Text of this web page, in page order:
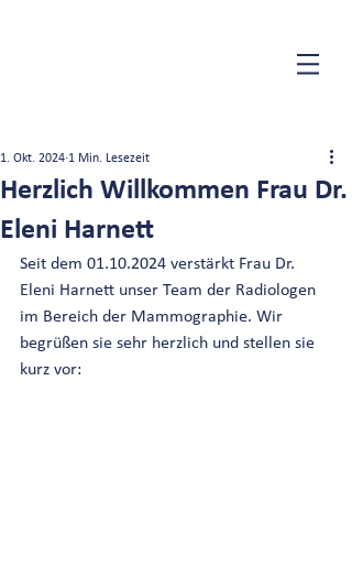
Herzlich Willkommen Frau Dr.
Eleni Harnett
1. Okt. 2024 1 Min. Lesezeit
Seit dem 01.10.2024 verstärkt Frau Dr.
Eleni Harnett unser Team der Radiologen
im Bereich der Mammographie. Wir
begrüßen sie sehr herzlich und stellen sie
kurz vor: